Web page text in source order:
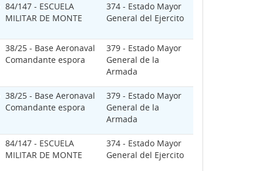
84/147 - ESCUELA
MILITAR DE MONTE
374 - Estado Mayor
General del Ejercito
38/25 - Base Aeronaval
Comandante espora
379 - Estado Mayor
General de la
Armada
38/25 - Base Aeronaval
Comandante espora
379 - Estado Mayor
General de la
Armada
84/147 - ESCUELA
MILITAR DE MONTE
374 - Estado Mayor
General del Ejercito